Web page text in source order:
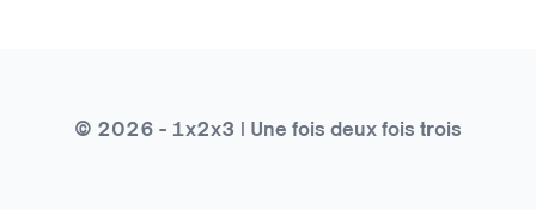
© 2026 - 1x2x3 | Une fois deux fois trois